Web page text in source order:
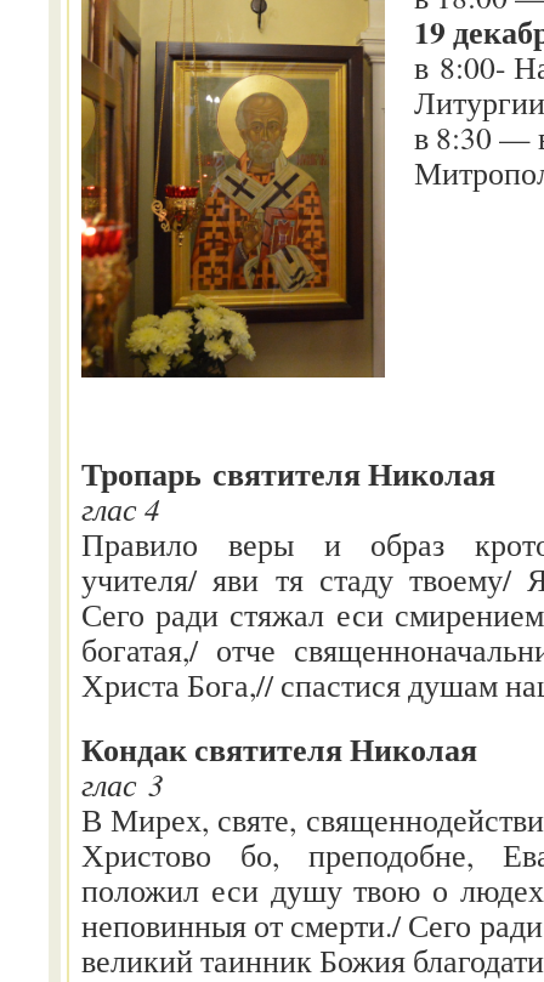
19
в 8:00-
Литургии
в 8:30 —
Тропарь святителя Николая
глас 4
Правило веры и образ
учителя/ яви тя стаду
Сего ради стяжал еси
богатая,/ отче
Христа Бога,// спастися душам
Кондак святителя Николая
глас 3
В Мирех, святе,
Христово бо, преподобне,
положил еси душу твою о
неповинныя от смерти./ Сего
великий таинник Божия